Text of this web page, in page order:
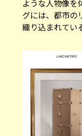
グには、都市の
織り込まれてい